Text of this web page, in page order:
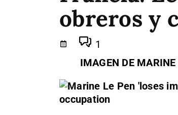
obreros y
1
IMAGEN DE